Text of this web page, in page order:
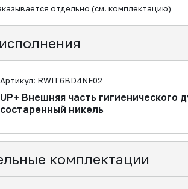
отдельно (см. комплектацию)
Артикул: RWIT6BD4NF02
UP+ Внешняя часть гигиенического
состаренный никель
комплектации